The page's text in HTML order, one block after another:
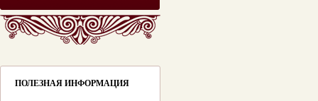
ПОЛЕЗНАЯ ИНФОРМАЦИЯ